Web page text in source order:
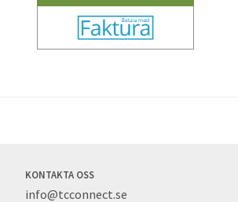
KONTAKTA OSS
info@tcconnect.se